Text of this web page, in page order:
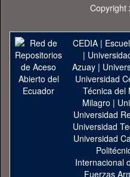
Copyright
CEDIA|
|
Azuay|
Universidad
Técnica del
Milagro |
Universidad
Universidad
Universidad
Internacional
Fuerzas